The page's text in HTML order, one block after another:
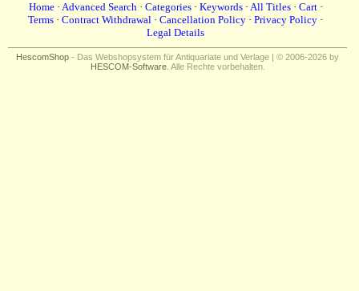
Home· Advanced Search· Categories· Keywords· All Titles· Cart·
Terms · Contract Withdrawal · Cancellation Policy · Privacy Policy ·
Legal Details
HescomShop - Das Webshopsystem für Antiquariate und Verlage | © 2006-2026 by
HESCOM-Software. Alle Rechte vorbehalten.